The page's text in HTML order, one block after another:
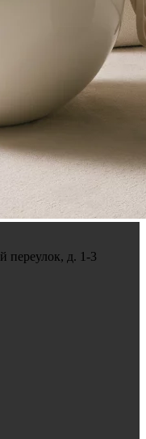
переулок, д. 1-3